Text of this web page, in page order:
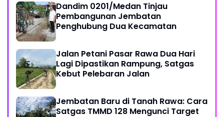
Dandim 0201/Medan Tinjau
Pembangunan Jembatan
Penghubung Dua Kecamatan
Jalan Petani Pasar Rawa Dua Hari
Lagi Dipastikan Rampung, Satgas
Kebut Pelebaran Jalan
Jembatan Baru di Tanah Rawa: Cara
Satgas TMMD 128 Mengunci Target